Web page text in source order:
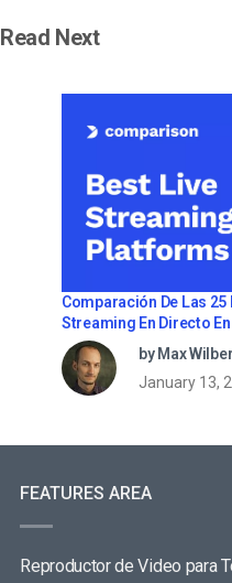
Read Next
Comparación De Las
Streaming En Directo
by Max
January 13,
FEATURES AREA
Reproductor de Video para